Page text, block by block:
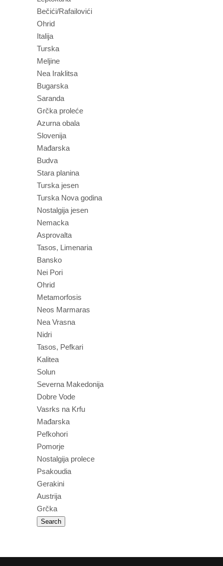
Bečići/Rafailovići
Ohrid
Italija
Turska
Meljine
Nea Iraklitsa
Bugarska
Saranda
Grčka proleće
Azurna obala
Slovenija
Mađarska
Budva
Stara planina
Turska jesen
Turska Nova godina
Nostalgija jesen
Nemacka
Asprovalta
Tasos, Limenaria
Bansko
Nei Pori
Ohrid
Metamorfosis
Neos Marmaras
Nea Vrasna
Nidri
Tasos, Pefkari
Kalitea
Solun
Severna Makedonija
Dobre Vode
Vasrks na Krfu
Mađarska
Pefkohori
Pomorje
Nostalgija prolece
Psakoudia
Gerakini
Austrija
Grčka